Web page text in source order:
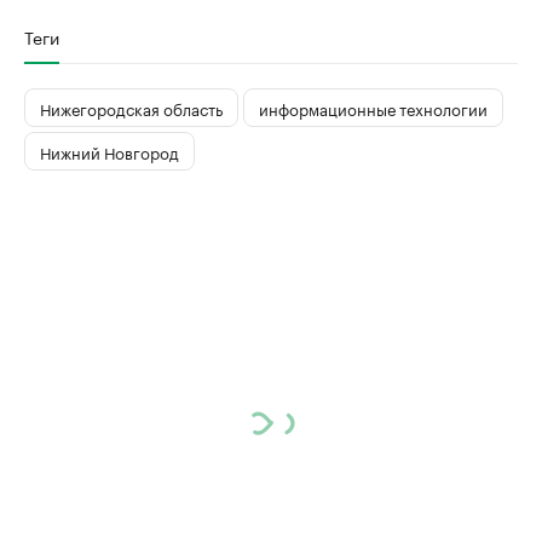
Теги
Нижегородская область
информационные технологии
Нижний Новгород